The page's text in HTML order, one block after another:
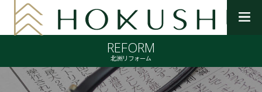
を
開
く
REFORM
北洲リフォーム